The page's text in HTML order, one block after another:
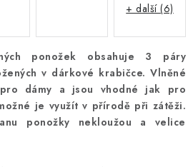
ponožek obsahuje 3 páry
v dárkové krabičce. Vlněné
dámy a jsou vhodné jak pro
je využít v přírodě při zátěži.
ponožky nekloužou a velice
+ další (6)